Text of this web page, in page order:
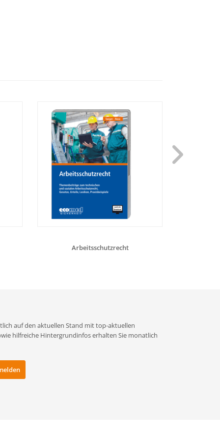
Arbeitsschutzrecht
auf den aktuellen Stand mit top-aktuellen
hilfreiche Hintergrundinfos erhalten Sie monatlich